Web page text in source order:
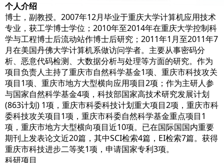
个人介绍
博士，副教授。2007年12月毕业于重庆大学计算机应用技术
专业，获工学博士学位；2010年至2014年在重庆大学控制科
学与工程博士后流动站作博士后研究；2011年1月至2011年7
月在美国丹佛大学计算机系做访问学者。主要从事密码分
析、恶意代码检测、大数据分析与处理等方面的研究。作为
项目负责人主持了重庆市自然科学基金1项、重庆市科技攻关
项目1项、重庆市地方大型横向应用项目2项；作为主研人参
与国家自然科学基金4项，科技部国家高技术研究发展计划
(863计划) 1项，重庆市科委科技计划重大项目2项，重庆市科
委科技攻关项目1项，重庆市科委自然科学基金重点项目1
项，重庆市地方大型横向项目近10项。已在国际国国内重要
期刊上发表论文近20篇，其中SCI检索4篇，EI检索7篇。获得
重庆市科技进步二等奖1项，申请国家专利3项。
科研项目